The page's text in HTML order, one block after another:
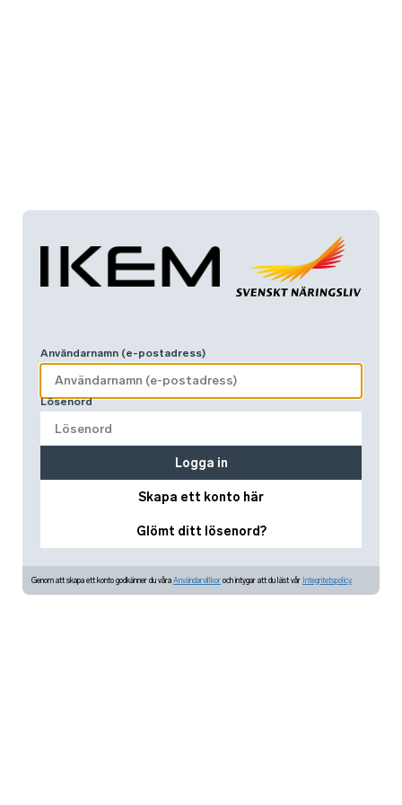
Användarnamn (e-postadress)
Lösenord
Skapa ett konto här
Glömt ditt lösenord?
Logga in
Genom att skapa ett konto godkänner du våra Användarvillkor och intygar att du läst vår Integritetspolicy.